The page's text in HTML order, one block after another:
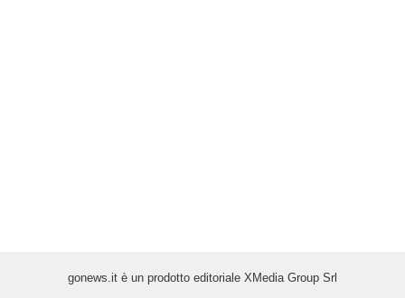
gonews.it è un prodotto editoriale XMedia Group Srl